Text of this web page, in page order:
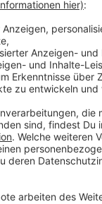
informieren dich.
Newsletter
uns etwas